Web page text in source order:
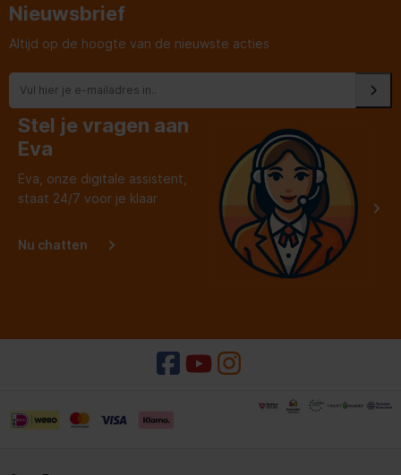
Nieuwsbrief
Altijd op de hoogte van de nieuwste acties
Stel je vragen aan
Eva
Eva, onze digitale assistent,
staat 24/7 voor je klaar
Nu chatten